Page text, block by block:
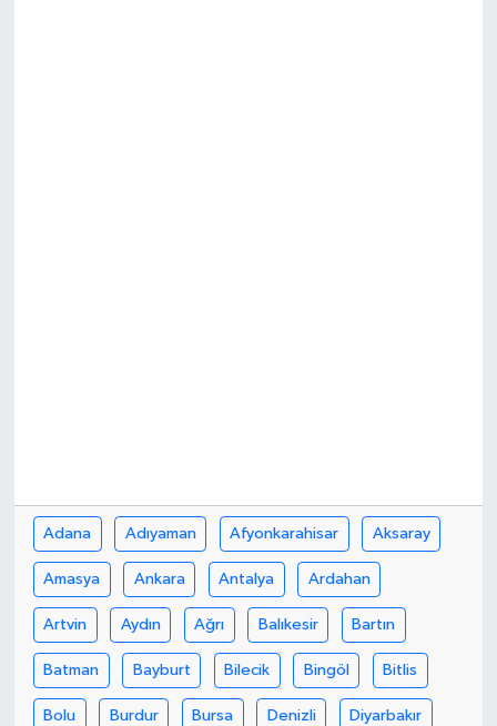
Adana Adıyaman Afyonkarahisar Aksaray
Amasya Ankara Antalya Ardahan
Artvin Aydın Ağrı Balıkesir Bartın
Batman Bayburt Bilecik Bingöl Bitlis
Bolu Burdur Bursa Denizli Diyarbakır